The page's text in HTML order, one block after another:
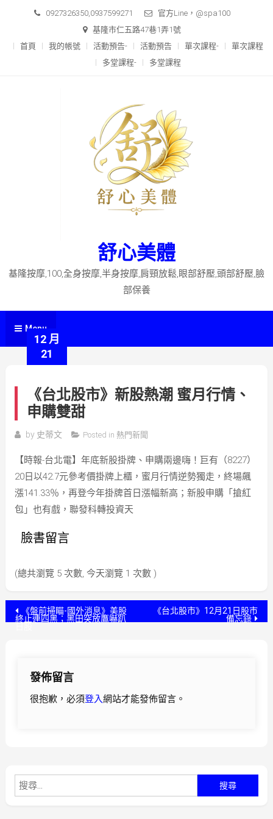
content
0927326350,0937599271
官方Line，@spa100
基隆市仁五路47巷1弄1號
首頁
我的帳號 活動預告- 活動預告 單次課程-
單次課程
多堂課程-
多堂課程
舒心美體
基隆按摩,100,全身按摩,半身按摩,肩頸放鬆,眼部舒壓,頭部舒壓,臉
部保養
Menu
12 月
21
《台北股市》新股熱潮 蜜月行情、
申購雙甜
by 史蒂文 Posted in 熱門新聞
【時報-台北電】年底新股掛牌、申購兩邊嗨！巨有（8227）
20日以42.7元參考價掛牌上櫃，蜜月行情逆勢獨走，終場飆
漲141.33％，再登今年掛牌首日漲幅新高；新股申購「搶紅
包」也有戲，聯發科轉投資天
臉書留言
(總共瀏覽 5 次數, 今天瀏覽 1 次數 )
文 《盤前掃瞄-國外消息》美股
終止連四黑；黑田突放鷹嚇趴
《台北股市》12月21日股市
備忘錄
發佈留言
很抱歉，必須登入網站才能發佈留言。
尋